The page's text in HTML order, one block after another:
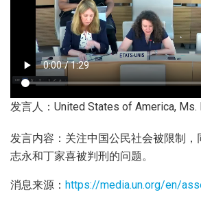
发言人：United States of America, Ms.
发言内容：关注中国公民社会被限制
志永和丁家喜被判刑的问题。
消息来源： https://media.un.org/en/